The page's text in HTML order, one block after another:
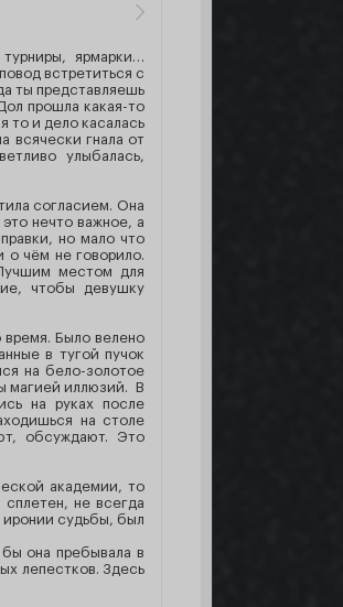
ярмарки…
встретиться с
ты представляешь
прошла какая-то
то и дело касалась
всячески гнала от
улыбалась,
согласием. Она
нечто важное, а
но мало что
о чём не говорило.
местом для
чтобы девушку
время. Было велено
в тугой пучок
на бело-золотое
магией иллюзий. В
на руках после
на столе
обсуждают. Это
академии, то
не всегда
иронии судьбы, был
она пребывала в
лепестков. Здесь